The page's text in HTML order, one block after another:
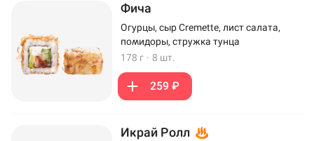
Фича
Огурцы, сыр Cremette, лист салата,
помидоры, стружка тунца
178 г · 8 шт.
259 ₽
Икрай Ролл